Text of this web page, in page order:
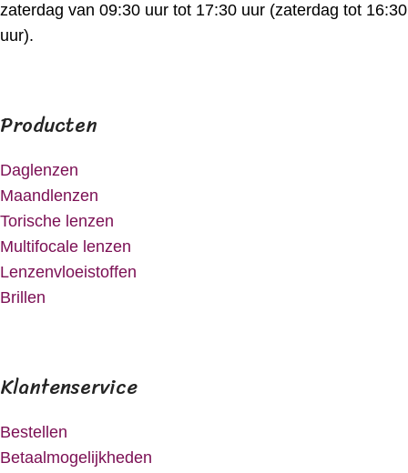
zaterdag van 09:30 uur tot 17:30 uur (zaterdag tot 16:30
uur).
Producten
Daglenzen
Maandlenzen
Torische lenzen
Multifocale lenzen
Lenzenvloeistoffen
Brillen
Klantenservice
Bestellen
Betaalmogelijkheden